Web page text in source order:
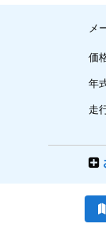
メ
価
年
走